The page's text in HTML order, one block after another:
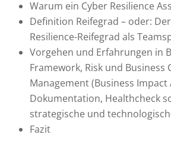
Warum ein Cyber Resilience
Definition Reifegrad – oder:
Resilience-Reifegrad als
Vorgehen und Erfahrungen in
Framework, Risk und Business
Management (Business Impact
Dokumentation, Healthcheck
strategische und
Fazit